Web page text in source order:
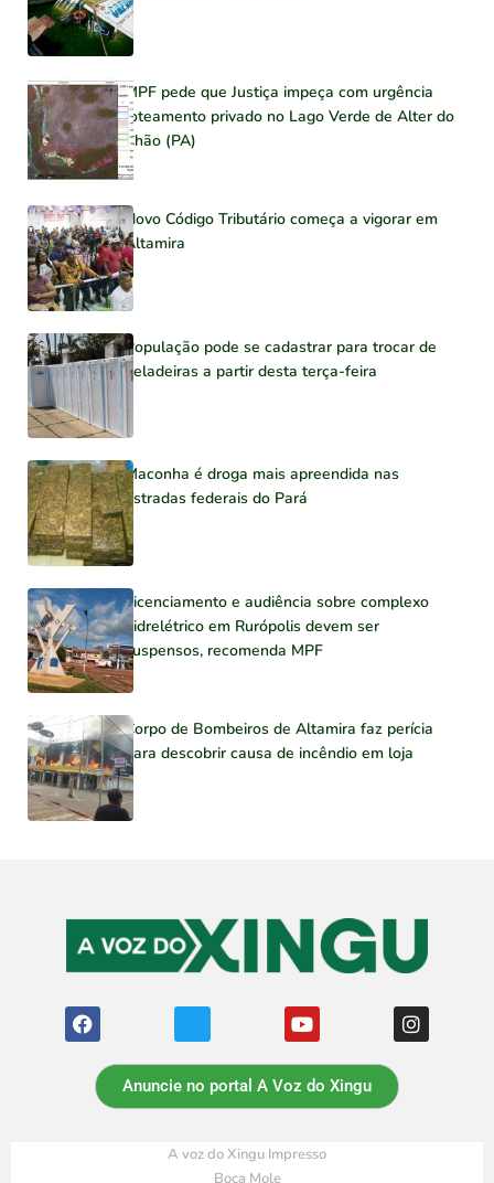
MPF pede que Justiça impeça com urgência
loteamento privado no Lago Verde de Alter do
Chão (PA)
Novo Código Tributário começa a vigorar em
Altamira
População pode se cadastrar para trocar de
geladeiras a partir desta terça-feira
Maconha é droga mais apreendida nas
estradas federais do Pará
Licenciamento e audiência sobre complexo
hidrelétrico em Rurópolis devem ser
suspensos, recomenda MPF
Corpo de Bombeiros de Altamira faz perícia
para descobrir causa de incêndio em loja
Anuncie no portal A Voz do Xingu
A voz do Xingu Impresso
Boca Mole